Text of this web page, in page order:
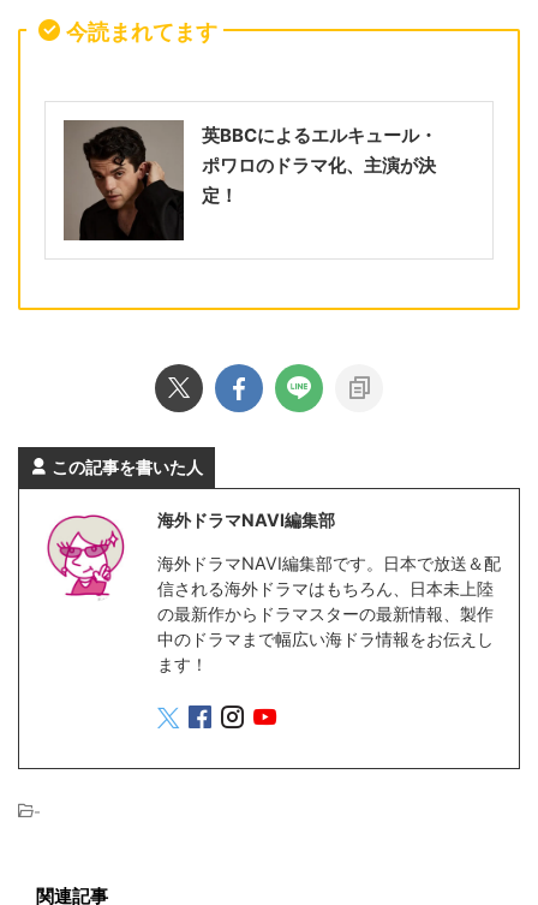
今読まれてます
英BBCによるエルキュール・
ポワロのドラマ化、主演が決
定！
この記事を書いた人
海外ドラマNAVI編集部
海外ドラマNAVI編集部です。日本で放送＆配
信される海外ドラマはもちろん、日本未上陸
の最新作からドラマスターの最新情報、製作
中のドラマまで幅広い海ドラ情報をお伝えし
ます！
-
関連記事